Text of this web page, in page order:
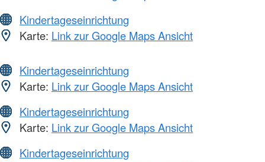
Kindertageseinrichtung
Karte: Link zur Google Maps Ansicht
Kindertageseinrichtung
Karte: Link zur Google Maps Ansicht
Kindertageseinrichtung
Karte: Link zur Google Maps Ansicht
Kindertageseinrichtung